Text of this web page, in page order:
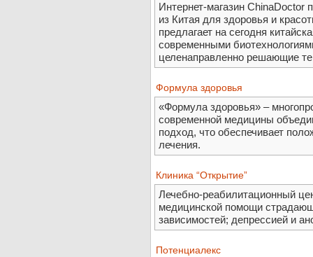
Интернет-магазин ChinaDoctor
из Китая для здоровья и
предлагает на сегодня
современными
целенаправленно решающие
Формула здоровья
«Формула здоровья» –
современной медицины
подход, что обеспечивает
лечения.
Клиника “Открытие”
Лечебно-реабилитационный
медицинской помощи
зависимостей; депрессией и
Потенциалекс